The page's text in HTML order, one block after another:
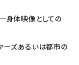
身体映像としての
ーズあるいは都市の